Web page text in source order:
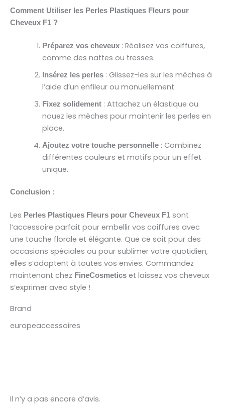
Comment Utiliser les Perles Plastiques Fleurs pour
Cheveux F1 ?
Préparez vos cheveux: Réalisez vos coiffures,
comme des nattes ou tresses.
Insérez les perles: Glissez-les sur les mèches à
l’aide d’un enfileur ou manuellement.
Fixez solidement: Attachez un élastique ou
nouez les mèches pour maintenir les perles en
place.
Ajoutez votre touche personnelle: Combinez
différentes couleurs et motifs pour un effet
unique.
Conclusion :
Les Perles Plastiques Fleurs pour Cheveux F1 sont
l’accessoire parfait pour embellir vos coiffures avec
une touche florale et élégante. Que ce soit pour des
occasions spéciales ou pour sublimer votre quotidien,
elles s’adaptent à toutes vos envies. Commandez
maintenant chez FineCosmetics et laissez vos cheveux
s’exprimer avec style !
Brand
europeaccessoires
Il n’y a pas encore d’avis.